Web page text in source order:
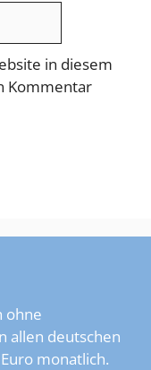
in diesem
Kommentar
ohne
allen deutschen
monatlich.